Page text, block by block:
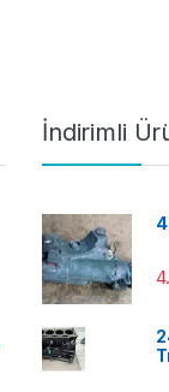
İndirimli